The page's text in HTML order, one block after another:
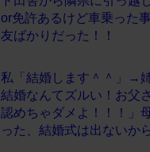
or免許あるけど車乗った
友ばかりだった！！
私「結婚します＾＾」→
結婚なんてズルい！お父
認めちゃダメよ！！！」
った、結婚式は出ないか